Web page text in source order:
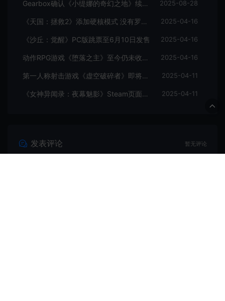
Gearbox确认《小缇娜的奇幻之地》续作正在开发中 2025-08-28
《天国：拯救2》添加硬核模式 没有罗盘和快速旅行 2025-04-16
《沙丘：觉醒》PC版跳票至6月10日发售 2025-04-16
动作RPG游戏《堕落之主》至今仍未收回成本 2025-04-16
第一人称射击游戏《虚空破碎者》即将多平台上线 2025-04-11
《女神异闻录：夜幕魅影》Steam页面上线 2025-04-11
发表评论 暂无评论